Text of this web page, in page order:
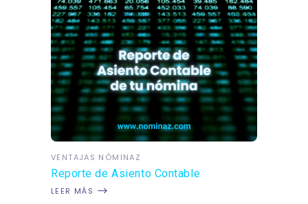
VENTAJAS NÓMINAZ
Reporte de Asiento Contable
LEER MÁS